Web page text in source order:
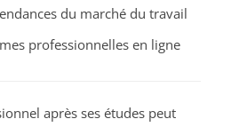
du marché du travail
professionnelles en ligne
après ses études peut